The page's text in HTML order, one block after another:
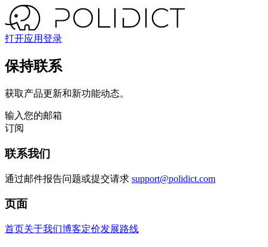
打开应用登录
保持联系
获取产品更新和新功能动态。
输入您的邮箱
订阅
联系我们
通过邮件报告问题或提交请求 support@polidict.com
页面
首页关于我们博客定价发展路线